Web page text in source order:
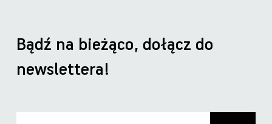
Bądź na bieżąco, dołącz do
newslettera!